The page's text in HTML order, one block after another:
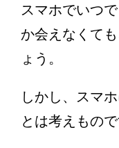
スマホでいつ
か会えなくて
ょう。
しかし、スマ
とは考えもので